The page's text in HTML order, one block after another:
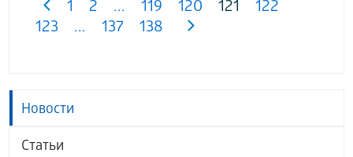
Новости
Статьи
1 2 ... 119 120 121
122
123
... 137 138